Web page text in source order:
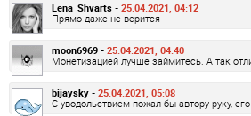
Lena_Shvarts - 25.04.2021, 04:12
Прямо даже не верится
moon6969 - 25.04.2021, 04:40
Монетизацией лучше займитесь. А так
bijaysky - 25.04.2021, 05:08
С уводольствием пожал бы автору руку,